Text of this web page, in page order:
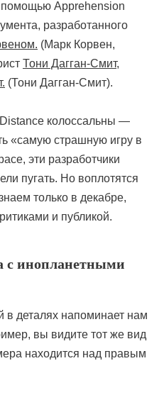
помощью Apprehension
разработанного
(Марк Корвен,
Тони Дагган-Смит,
(Тони Дагган-Смит).
колоссальны —
«самую страшную игру в
эти разработчики
пугать. Но воплотятся
только в декабре,
и публикой.
с инопланетными
в деталях напоминает нам
вы видите тот же вид
находится над правым